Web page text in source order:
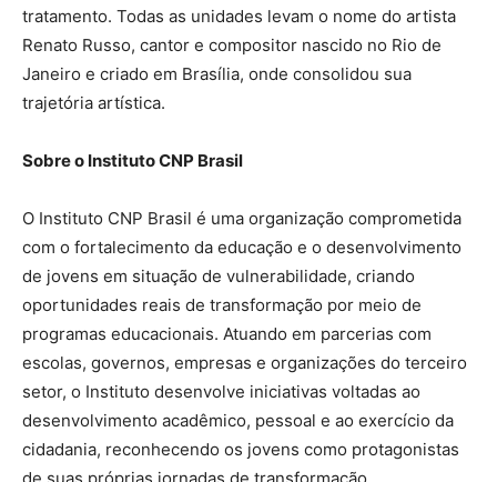
tratamento. Todas as unidades levam o nome do artista
Renato Russo, cantor e compositor nascido no Rio de
Janeiro e criado em Brasília, onde consolidou sua
trajetória artística.
Sobre o Instituto CNP Brasil
O Instituto CNP Brasil é uma organização comprometida
com o fortalecimento da educação e o desenvolvimento
de jovens em situação de vulnerabilidade, criando
oportunidades reais de transformação por meio de
programas educacionais. Atuando em parcerias com
escolas, governos, empresas e organizações do terceiro
setor, o Instituto desenvolve iniciativas voltadas ao
desenvolvimento acadêmico, pessoal e ao exercício da
cidadania, reconhecendo os jovens como protagonistas